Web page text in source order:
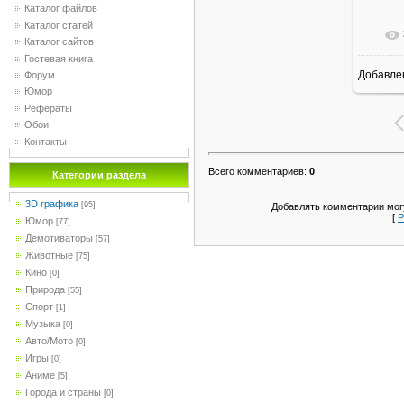
Каталог файлов
Каталог статей
Каталог сайтов
Гостевая книга
Форум
Юмор
Рефераты
Обои
Контакты
Категории раздела
3D графика [95]
Юмор [77]
Демотиваторы [57]
Животные [75]
Кино [0]
Природа [55]
Спорт [1]
Музыка [0]
Авто/Мото [0]
Игры [0]
Аниме [5]
Города и страны [0]
Всего комментариев: 0
Добавлять комментарии
[